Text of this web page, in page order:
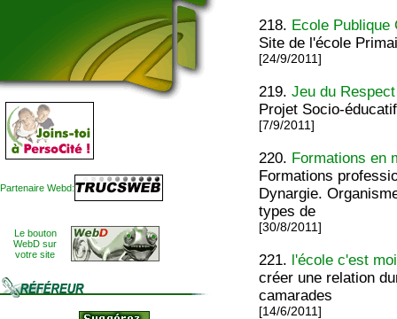
Partenaire Webd:
Le bouton
WebD sur
votre site
218. Ecole Publique
Site de l'école
[24/9/2011]
219.Jeu du
Projet Socio-
[7/9/2011]
220. Formations en
Formations
Dynargie.
types de
[30/8/2011]
221. l'école c'est moi
créer une relation
camarades
[14/6/2011]